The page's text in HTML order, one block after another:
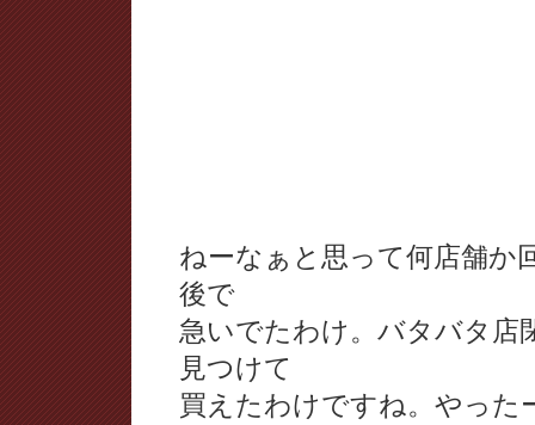
ねーなぁと思って何店舗か
後で
急いでたわけ。バタバタ店
見つけて
買えたわけですね。やった